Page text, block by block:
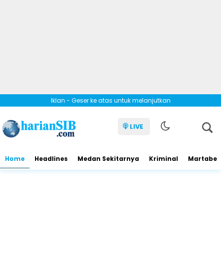
Iklan - Geser ke atas untuk melanjutkan
LIVE
Home Headlines Medan Sekitarnya Kriminal Martabe